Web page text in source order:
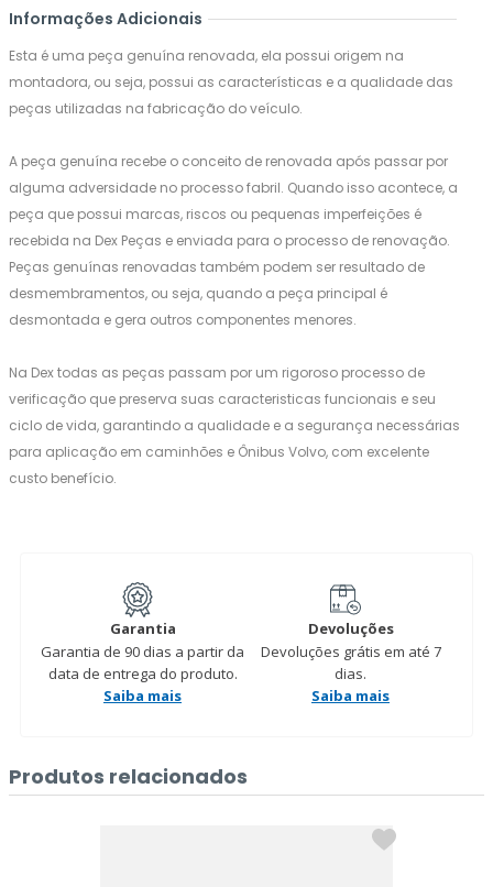
Informações Adicionais
Esta é uma peça genuína renovada, ela possui origem na
montadora, ou seja, possui as características e a qualidade das
peças utilizadas na fabricação do veículo.
A peça genuína recebe o conceito de renovada após passar por
alguma adversidade no processo fabril. Quando isso acontece, a
peça que possui marcas, riscos ou pequenas imperfeições é
recebida na Dex Peças e enviada para o processo de renovação.
Peças genuínas renovadas também podem ser resultado de
desmembramentos, ou seja, quando a peça principal é
desmontada e gera outros componentes menores.
Na Dex todas as peças passam por um rigoroso processo de
verificação que preserva suas caracteristicas funcionais e seu
ciclo de vida, garantindo a qualidade e a segurança necessárias
para aplicação em caminhões e Ônibus Volvo, com excelente
custo benefício.
Garantia
Garantia de 90 dias a partir da
data de entrega do produto.
Saiba mais
Devoluções
Devoluções grátis em até 7
dias.
Saiba mais
Produtos relacionados